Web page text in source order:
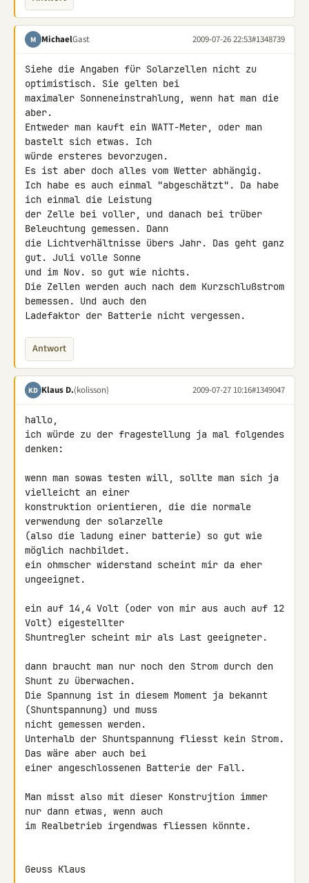
M MichaelGast 2009-07-26 22:53#1348739
Siehe die Angaben für Solarzellen nicht zu
optimistisch. Sie gelten bei
maximaler Sonneneinstrahlung, wenn hat man die
aber.
Entweder man kauft ein WATT-Meter, oder man
bastelt sich etwas. Ich
würde ersteres bevorzugen.
Es ist aber doch alles vom Wetter abhängig.
Ich habe es auch einmal "abgeschätzt". Da habe
ich einmal die Leistung
der Zelle bei voller, und danach bei trüber
Beleuchtung gemessen. Dann
die Lichtverhältnisse übers Jahr. Das geht ganz
gut. Juli volle Sonne
und im Nov. so gut wie nichts.
Die Zellen werden auch nach dem Kurzschlußstrom
bemessen. Und auch den
Ladefaktor der Batterie nicht vergessen.
Antwort
KD Klaus D.(kolisson) 2009-07-27 10:16#1349047
hallo,
ich würde zu der fragestellung ja mal folgendes
denken:
wenn man sowas testen will, sollte man sich ja
vielleicht an einer
konstruktion orientieren, die die normale
verwendung der solarzelle
(also die ladung einer batterie) so gut wie
möglich nachbildet.
ein ohmscher widerstand scheint mir da eher
ungeeignet.
ein auf 14,4 Volt (oder von mir aus auch auf 12
Volt) eigestellter
Shuntregler scheint mir als Last geeigneter.
dann braucht man nur noch den Strom durch den
Shunt zu überwachen.
Die Spannung ist in diesem Moment ja bekannt
(Shuntspannung) und muss
nicht gemessen werden.
Unterhalb der Shuntspannung fliesst kein Strom.
Das wäre aber auch bei
einer angeschlossenen Batterie der Fall.
Man misst also mit dieser Konstrujtion immer
nur dann etwas, wenn auch
im Realbetrieb irgendwas fliessen könnte.
Geuss Klaus